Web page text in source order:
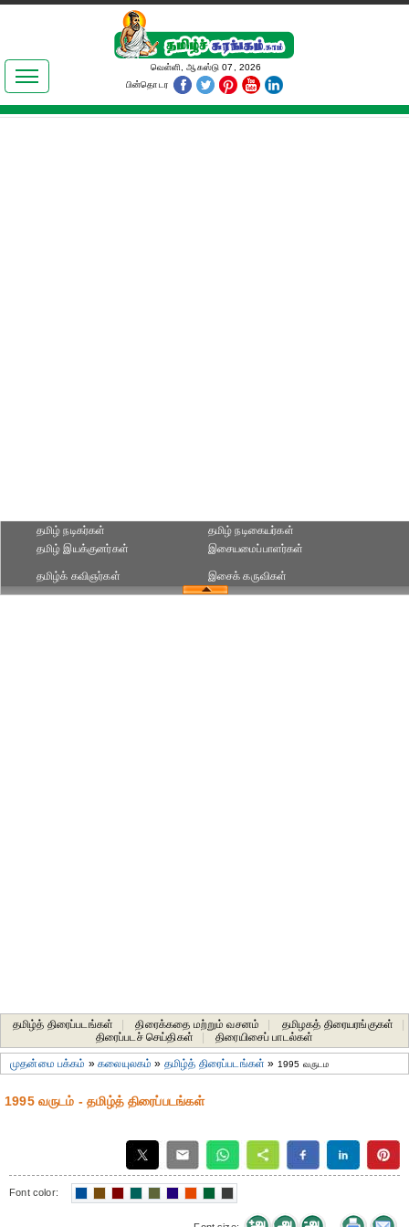
இலக்கியங்கள்
தமிழ் உலகம்
வெள்ளி, ஆகஸ்டு 07, 2026
பின்தொடர
தமிழ் நடிகர்கள்
தமிழ் நடிகையர்கள்
தமிழ் இயக்குனர்கள்
இசையமைப்பாளர்கள்
தமிழ்க் கவிஞர்கள் இசைக் கருவிகள்
தமிழ்த் திரைப்படங்கள் திரைக்கதை மற்றும் வசனம் தமிழகத் திரையரங்குகள்
திரைப்படச் செய்திகள்
திரையிசைப் பாடல்கள்
முதன்மை பக்கம் »கலையுலகம் » தமிழ்த் திரைப்படங்கள் » 1995 வருடம
1995 வருடம் - தமிழ்த் திரைப்படங்கள்
Font color: